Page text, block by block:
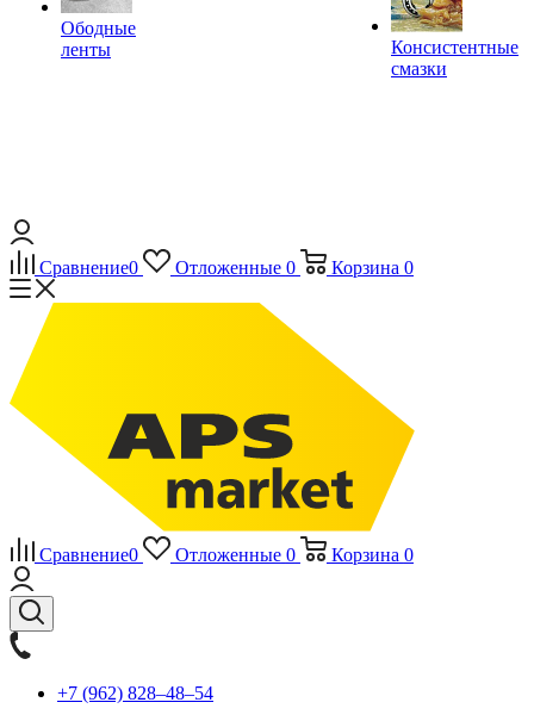
Ободные
ленты
Консистентные
смазки
Сравнение0 Отложенные 0 Корзина 0
Сравнение0 Отложенные 0 Корзина 0
+7 (962) 828‒48‒54